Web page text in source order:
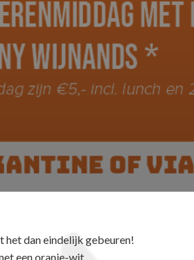
het dan eindelijk gebeuren!
een oranje-wit